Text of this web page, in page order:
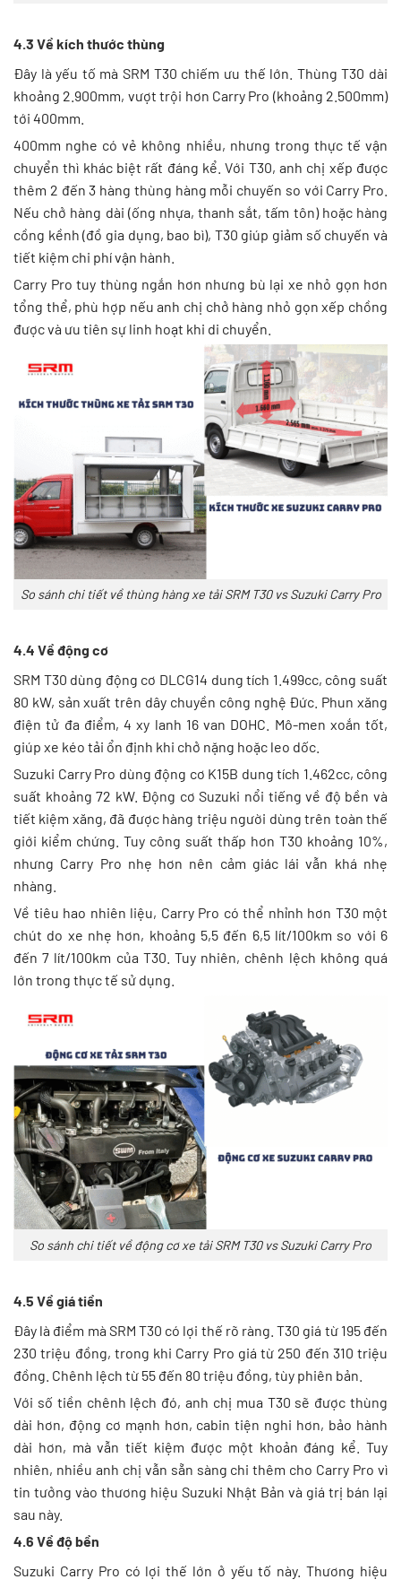
4.3 Về kích thước thùng
Đây là yếu tố mà SRM T30 chiếm ưu thế lớn. Thùng T30 dài
khoảng 2.900mm, vượt trội hơn Carry Pro (khoảng 2.500mm)
tới 400mm.
400mm nghe có vẻ không nhiều, nhưng trong thực tế vận
chuyển thì khác biệt rất đáng kể. Với T30, anh chị xếp được
thêm 2 đến 3 hàng thùng hàng mỗi chuyến so với Carry Pro.
Nếu chở hàng dài (ống nhựa, thanh sắt, tấm tôn) hoặc hàng
cồng kềnh (đồ gia dụng, bao bì), T30 giúp giảm số chuyến và
tiết kiệm chi phí vận hành.
Carry Pro tuy thùng ngắn hơn nhưng bù lại xe nhỏ gọn hơn
tổng thể, phù hợp nếu anh chị chở hàng nhỏ gọn xếp chồng
được và ưu tiên sự linh hoạt khi di chuyển.
So sánh chi tiết về thùng hàng xe tải SRM T30 vs Suzuki Carry Pro
4.4 Về động cơ
SRM T30 dùng động cơ DLCG14 dung tích 1.499cc, công suất
80 kW, sản xuất trên dây chuyền công nghệ Đức. Phun xăng
điện tử đa điểm, 4 xy lanh 16 van DOHC. Mô-men xoắn tốt,
giúp xe kéo tải ổn định khi chở nặng hoặc leo dốc.
Suzuki Carry Pro dùng động cơ K15B dung tích 1.462cc, công
suất khoảng 72 kW. Động cơ Suzuki nổi tiếng về độ bền và
tiết kiệm xăng, đã được hàng triệu người dùng trên toàn thế
giới kiểm chứng. Tuy công suất thấp hơn T30 khoảng 10%,
nhưng Carry Pro nhẹ hơn nên cảm giác lái vẫn khá nhẹ
nhàng.
Về tiêu hao nhiên liệu, Carry Pro có thể nhỉnh hơn T30 một
chút do xe nhẹ hơn, khoảng 5,5 đến 6,5 lít/100km so với 6
đến 7 lít/100km của T30. Tuy nhiên, chênh lệch không quá
lớn trong thực tế sử dụng.
So sánh chi tiết về động cơ xe tải SRM T30 vs Suzuki Carry Pro
4.5 Về giá tiền
Đây là điểm mà SRM T30 có lợi thế rõ ràng. T30 giá từ 195 đến
230 triệu đồng, trong khi Carry Pro giá từ 250 đến 310 triệu
đồng. Chênh lệch từ 55 đến 80 triệu đồng, tùy phiên bản.
Với số tiền chênh lệch đó, anh chị mua T30 sẽ được thùng
dài hơn, động cơ mạnh hơn, cabin tiện nghi hơn, bảo hành
dài hơn, mà vẫn tiết kiệm được một khoản đáng kể. Tuy
nhiên, nhiều anh chị vẫn sẵn sàng chi thêm cho Carry Pro vì
tin tưởng vào thương hiệu Suzuki Nhật Bản và giá trị bán lại
sau này.
4.6 Về độ bền
Suzuki Carry Pro có lợi thế lớn ở yếu tố này. Thương hiệu